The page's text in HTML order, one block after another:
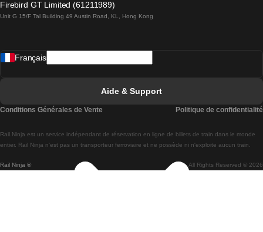
Trains de Lisbonne à Madrid
Trains de Lisbonne à Braga
Trains de Braga à Lisbonne
Firebird GT Limited (61211989)
Unit G 15/F Tal Building 49 Austin Road, KL, Hong Kong
Rail Ninja ® All Rights Reserved © 2026
Rail.Ninja est un service indépendant de réservation en ligne de billets de train dans le monde
entier. Rail Ninja n'est pas un transporteur ferroviaire et ne possède ni n'exploite aucun train.
Français
Aide & Support
Conditions Générales de Vente Politique de confidentialité